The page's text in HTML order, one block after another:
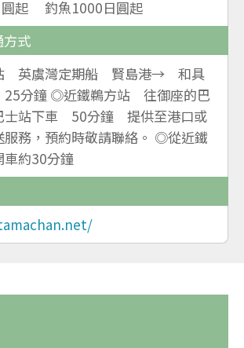
圓起 釣魚1000日圓起
方式
英虞灣定期船 賢島港→ 和具
分鐘 ◎近鐵鵜方站 往御座的巴
站下車 50分鐘 提供至港口或
服務，預約時敬請聯絡。 ◎從近鐵
車約30分鐘